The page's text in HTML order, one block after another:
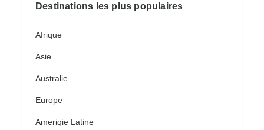
Destinations les plus populaires
Afrique
Asie
Australie
Europe
Ameriqie Latine